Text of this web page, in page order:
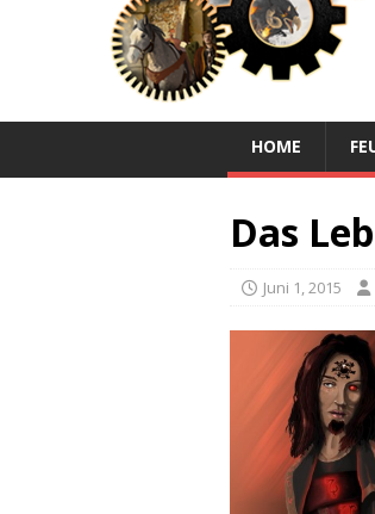
NEUE HOME
Das
Juni 1, 2015